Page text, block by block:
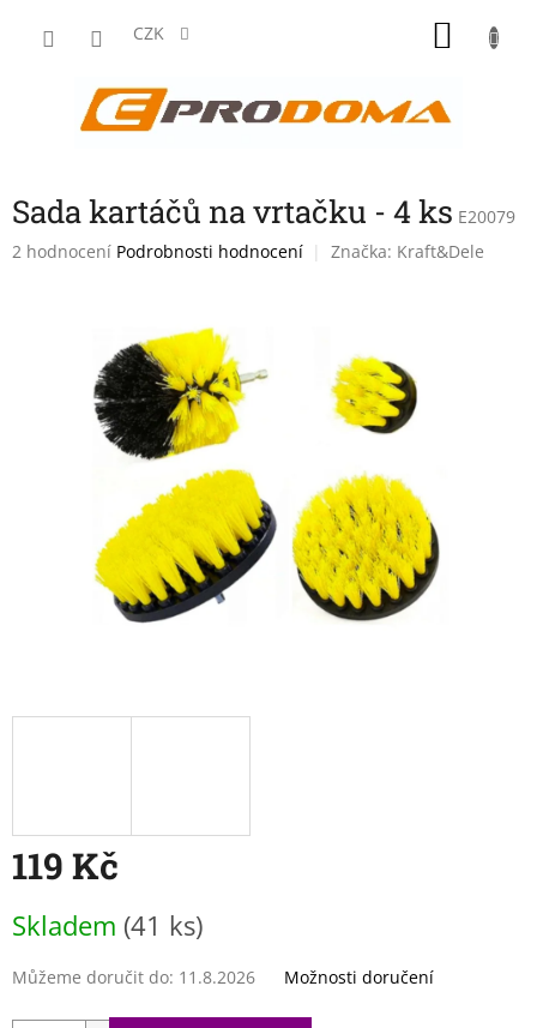
CZK
Sada kartáčů na vrtačku - 4 ks E20079
Průměrné
hvězdiček.
2 hodnocení Podrobnosti hodnocení Značka: Kraft&Dele
119 Kč
cena:
Skladem (41 ks)
Můžeme doručit do: 11.8.2026 Možnosti doručení